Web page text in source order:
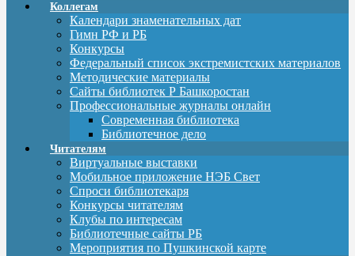
Коллегам
Календари знаменательных дат
Гимн РФ и РБ
Конкурсы
Федеральный список экстремистских материалов
Методические материалы
Сайты библиотек Р Башкоростан
Профессиональные журналы онлайн
Современная библиотека
Библиотечное дело
Читателям
Виртуальные выставки
Мобильное приложение НЭБ Свет
Спроси библиотекаря
Конкурсы читателям
Клубы по интересам
Библиотечные сайты РБ
Мероприятия по Пушкинской карте